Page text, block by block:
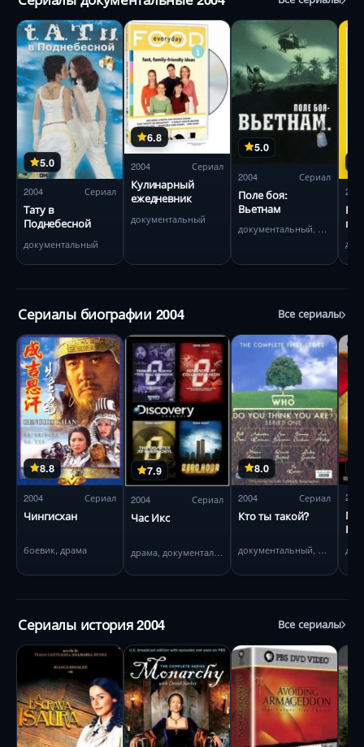
5.0
2004 Сериал
Тату в
Поднебесной
документальный
6.8
2004 Сериал
Кулинарный
ежедневник
документальный
5.0
2004 Сериал
Поле боя:
Вьетнам
документальный, военный
2003
Сериалы биографии 2004 Все сериалы
8.8
2004 Сериал
Чингисхан
боевик, драма
7.9
2004 Сериал
Час Икс
8.0
2004 Сериал
Кто ты такой?
документальный, биография
2004
Сериалы история 2004 Все сериалы